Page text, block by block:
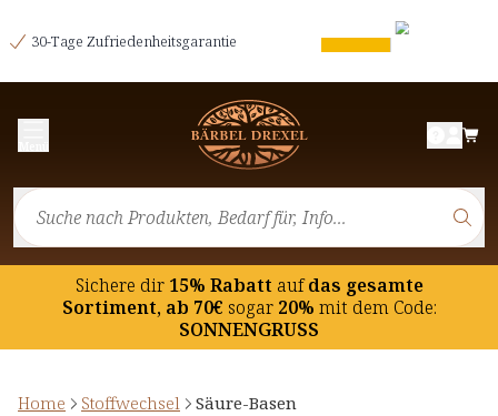
30-Tage Zufriedenheitsgarantie
Sichere dir15% Rabatt aufdas gesamte
Sortiment, ab 70€ sogar20% mit dem Code:
SONNENGRUSS
Home Stoffwechsel Säure-Basen